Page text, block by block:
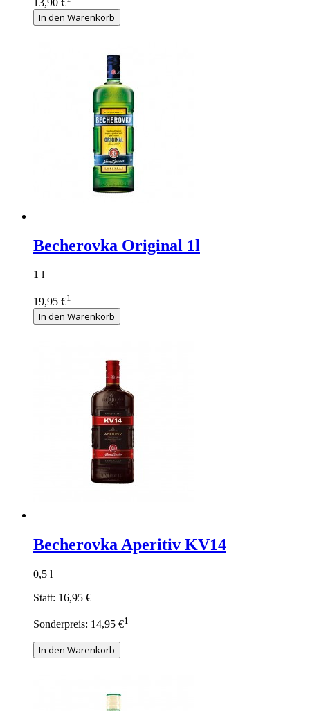
In den Warenkorb
Becherovka Original 1l
1 l
19,95 €1
In den Warenkorb
Becherovka Aperitiv KV14
0,5 l
Statt: 16,95 €
Sonderpreis: 14,95 €1
In den Warenkorb